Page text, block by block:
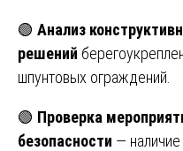
🟢 Анализ
решений
шпунтовых ограждений.
🟢 Проверка
безопасности —